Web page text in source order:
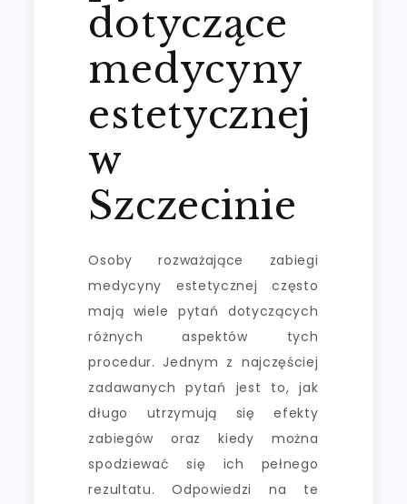
dotyczące
medycyny
estetycznej
w
Szczecinie
Osoby rozważające zabiegi
medycyny estetycznej często
mają wiele pytań dotyczących
różnych aspektów tych
procedur. Jednym z najczęściej
zadawanych pytań jest to, jak
długo utrzymują się efekty
zabiegów oraz kiedy można
spodziewać się ich pełnego
rezultatu. Odpowiedzi na te